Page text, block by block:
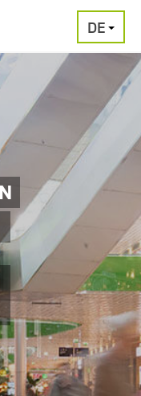
DE